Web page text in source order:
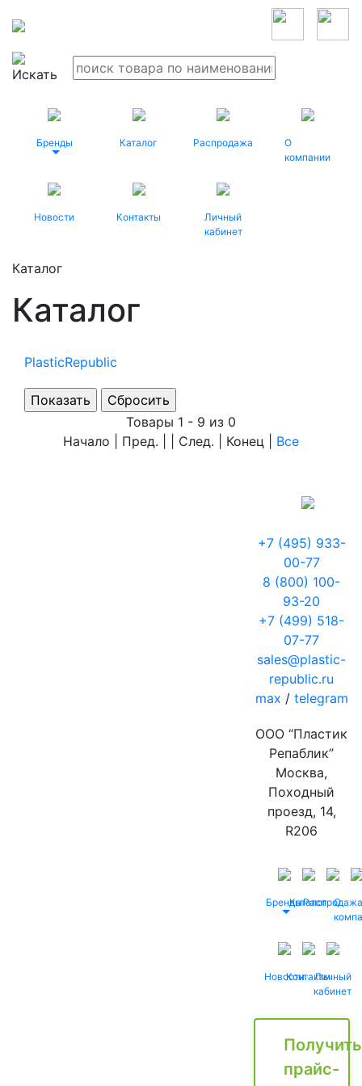
Бренды Каталог Распродажа
О
компании
Новости Контакты
Личный
кабинет
Каталог
Каталог
PlasticRepublic
Товары 1 - 9 из 0
Начало | Пред. | | След. | Конец
Все
+7 (495) 933-
00-77
8 (800) 100-
93-20
+7 (499) 518-
07-77
sales@plastic-
republic.ru
max / telegram
ООО “Пластик
Репаблик”
Москва,
Походный
проезд, 14,
R206
БрендыКаталог
Распродажа
О
НовостиКонтактыЛичный
кабинет
Получить
прайс-